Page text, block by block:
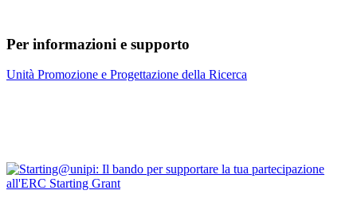
Per informazioni e supporto
Unità Promozione e Progettazione della Ricerca